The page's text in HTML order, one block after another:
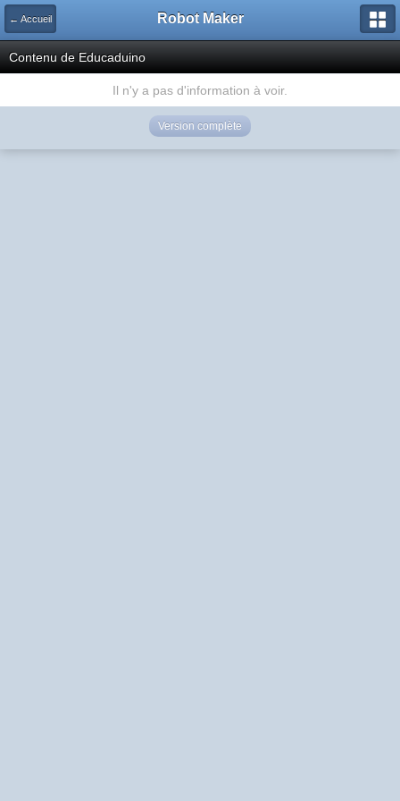
← Accueil Robot Maker
Contenu de Educaduino
Il n'y a pas d'information à voir.
Version complète